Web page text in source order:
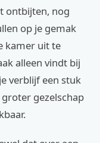
ontbijten, nog
op je gemak
kamer uit te
alleen vindt bij
verblijf een stuk
gezelschap